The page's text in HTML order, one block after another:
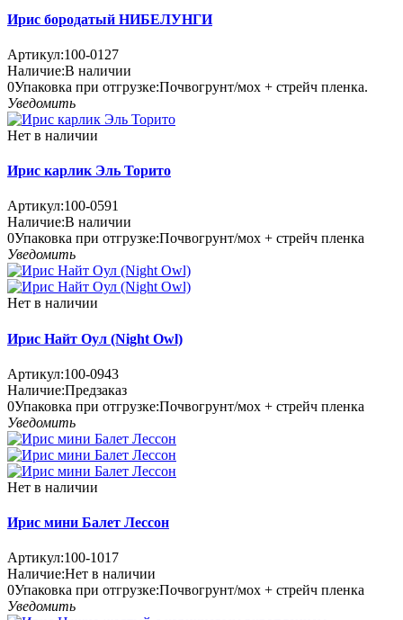
Ирис бородатый НИБЕЛУНГИ
Артикул:100-0127
Наличие:В наличии
0Упаковка при отгрузке:Почвогрунт/мох + стрейч пленка.
Уведомить
Нет в наличии
Ирис карлик Эль Торито
Артикул:100-0591
Наличие:В наличии
0Упаковка при отгрузке:Почвогрунт/мох + стрейч пленка
Уведомить
Нет в наличии
Ирис Найт Оул (Night Owl)
Артикул:100-0943
Наличие:Предзаказ
0Упаковка при отгрузке:Почвогрунт/мох + стрейч пленка
Уведомить
Нет в наличии
Ирис мини Балет Лессон
Артикул:100-1017
Наличие:Нет в наличии
0Упаковка при отгрузке:Почвогрунт/мох + стрейч пленка
Уведомить